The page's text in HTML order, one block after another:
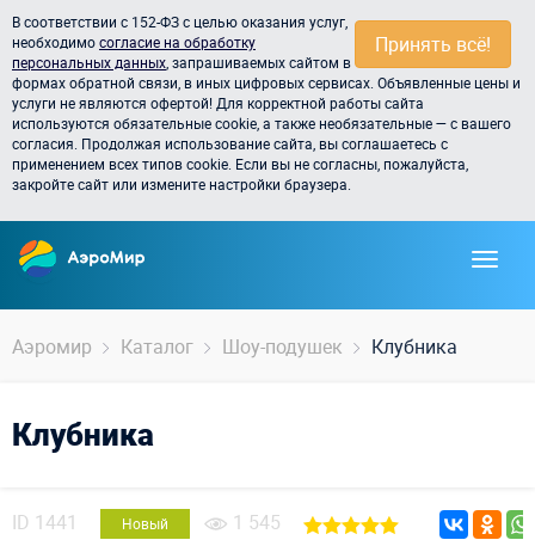
Принять всё!
В соответствии с 152-ФЗ с целью оказания услуг,
необходимосогласие на обработку
персональных данных , запрашиваемых сайтом в
формах обратной связи, в иных цифровых сервисах. Объявленные цены и
услуги не являются офертой! Для корректной работы сайта
используются обязательные cookie, а также необязательные — с вашего
согласия. Продолжая использование сайта, вы соглашаетесь с
применением всех типов cookie. Если вы не согласны, пожалуйста,
закройте сайт или измените настройки браузера.
Аэромир Каталог Шоу-подушек Клубника
Клубника
ID 1441 Новый 1 545